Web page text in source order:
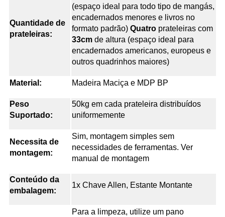
Quantidade de
prateleiras:
(espaço ideal para todo tipo de mangás,
encadernados menores e livros no
formato padrão) Quatro prateleiras com
33cm de altura (espaço ideal para
encadernados americanos, europeus e
outros quadrinhos maiores)
Material: Madeira Maciça e MDP BP
Peso
Suportado:
50kg em cada prateleira distribuídos
uniformemente
Necessita de
montagem:
Sim, montagem simples sem
necessidades de ferramentas. Ver
manual de montagem
Conteúdo da
embalagem:
1x Chave Allen, Estante Montante
Para a limpeza, utilize um pano